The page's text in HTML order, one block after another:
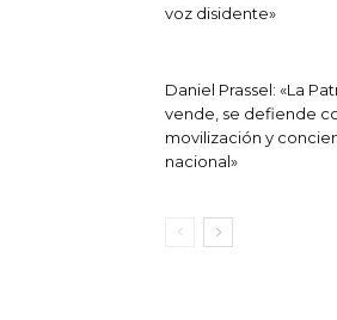
voz disidente»
Daniel Prassel: «La
vende, se defiende
movilización y
nacional»